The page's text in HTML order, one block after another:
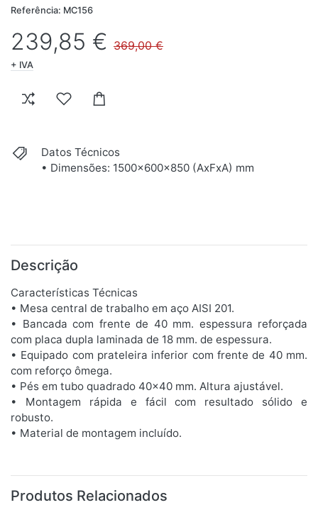
Referência: MC156
239,85 € 369,00 €
+ IVA
Datos Técnicos
• Dimensões: 1500x600x850 (AxFxA) mm
Descrição
Características Técnicas
• Mesa central de trabalho em aço AISI 201.
• Bancada com frente de 40 mm. espessura reforçada
com placa dupla laminada de 18 mm. de espessura.
• Equipado com prateleira inferior com frente de 40 mm.
com reforço ômega.
• Pés em tubo quadrado 40x40 mm. Altura ajustável.
• Montagem rápida e fácil com resultado sólido e
robusto.
• Material de montagem incluído.
Produtos Relacionados